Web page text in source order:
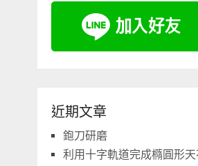
近期文章
鉋刀研磨
利用十字軌道完成橢圓形天